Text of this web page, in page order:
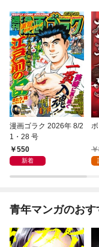
漫画ゴラク 2026年 8/2
1・28 号
550
新着
青年マンガのおす